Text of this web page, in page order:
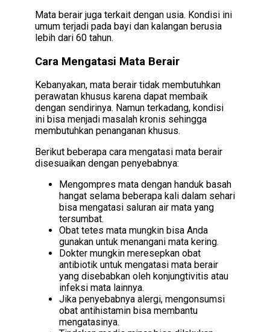
Mata berair juga terkait dengan usia. Kondisi ini
umum terjadi pada bayi dan kalangan berusia
lebih dari 60 tahun.
Cara Mengatasi Mata Berair
Kebanyakan, mata berair tidak membutuhkan
perawatan khusus karena dapat membaik
dengan sendirinya. Namun terkadang, kondisi
ini bisa menjadi masalah kronis sehingga
membutuhkan penanganan khusus.
Berikut beberapa cara mengatasi mata berair
disesuaikan dengan penyebabnya:
Mengompres mata dengan handuk basah
hangat selama beberapa kali dalam sehari
bisa mengatasi saluran air mata yang
tersumbat.
Obat tetes mata mungkin bisa Anda
gunakan untuk menangani mata kering.
Dokter mungkin meresepkan obat
antibiotik untuk mengatasi mata berair
yang disebabkan oleh konjungtivitis atau
infeksi mata lainnya.
Jika penyebabnya alergi, mengonsumsi
obat antihistamin bisa membantu
mengatasinya.